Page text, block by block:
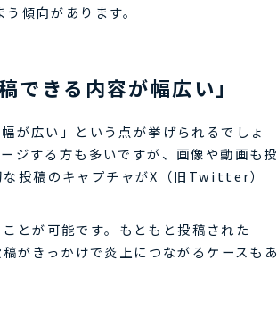
傾向があります。
きる内容が幅広い」
広い」という点が挙げられるでしょ
する方も多いですが、画像や動画も投
な投稿のキャプチャがX（旧Twitter）
とが可能です。もともと投稿された
きっかけで炎上につながるケースもあ